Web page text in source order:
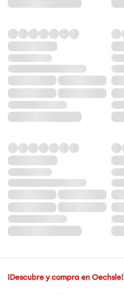
¡Descubre y compra en Oechsle!